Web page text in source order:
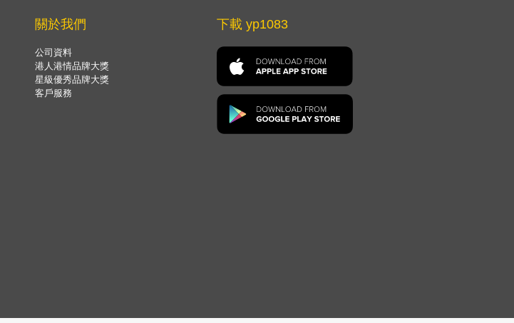
關於我們
公司資料
港人港情品牌大獎
星級優秀品牌大獎
客戶服務
下載 yp1083